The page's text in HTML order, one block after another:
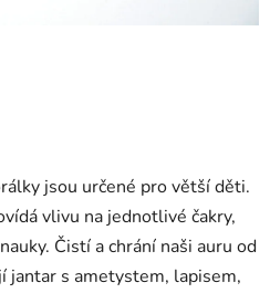
jsou určené pro větší děti.
vlivu na jednotlivé čakry,
Čistí a chrání naši auru od
jantar s ametystem, lapisem,